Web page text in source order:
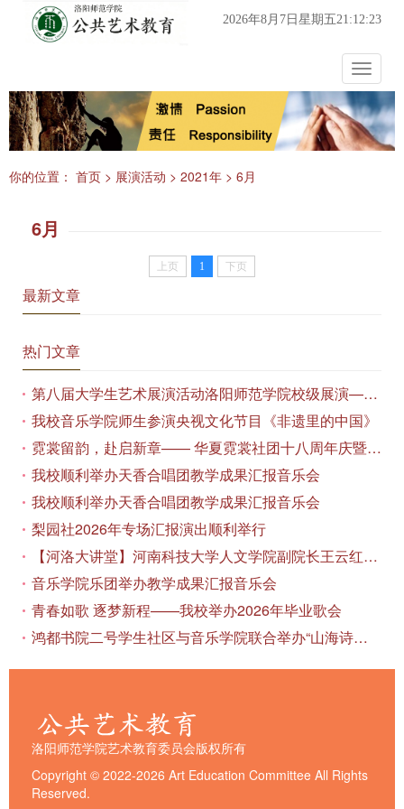
2026年8月7日星期五21:12:23
Toggle
你的位置： 首页 > 展演活动 > 2021年 > 6月
6月
上页 1 下页
最新文章
热门文章
第八届大学生艺术展演活动洛阳师范学院校级展演——艺术作品专场展览在美术与艺术学院顺利开展
我校音乐学院师生参演央视文化节目《非遗里的中国》
霓裳留韵，赴启新章—— 华夏霓裳社团十八周年庆暨毕业季特别演出圆满落幕
我校顺利举办天香合唱团教学成果汇报音乐会
我校顺利举办天香合唱团教学成果汇报音乐会
梨园社2026年专场汇报演出顺利举行
【河洛大讲堂】河南科技大学人文学院副院长王云红教授应邀作专题讲座
音乐学院乐团举办教学成果汇报音乐会
青春如歌 逐梦新程——我校举办2026年毕业歌会
鸿都书院二号学生社区与音乐学院联合举办“山海诗恋”合唱思政汇报音乐会
洛阳师范学院艺术教育委员会版权所有
Copyright © 2022-2026 Art Education Committee All Rights
Reserved.